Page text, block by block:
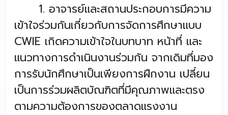
1. อาจารย์และสถานประกอบการมีความ
เข้าใจร่วมกันเกี่ยวกับการจัดการศึกษาแบบ
CWIE เกิดความเข้าใจในบทบาท หน้าที่ และ
แนวทางการดำเนินงานร่วมกัน จากเดิมที่มอง
การรับนักศึกษาเป็นเพียงการฝึกงาน เปลี่ยน
เป็นการร่วมผลิตบัณฑิตที่มีคุณภาพและตรง
ตามความต้องการของตลาดแรงงาน